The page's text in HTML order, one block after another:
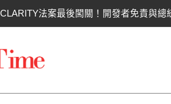
CLARITY法案最後闖關！開發者免責與總
美元！拋售三日即反轉！短期持有者
三日吸金6.26億美元！貝萊德IBIT獨佔
NFT、加密貨幣、元宇宙及金融科